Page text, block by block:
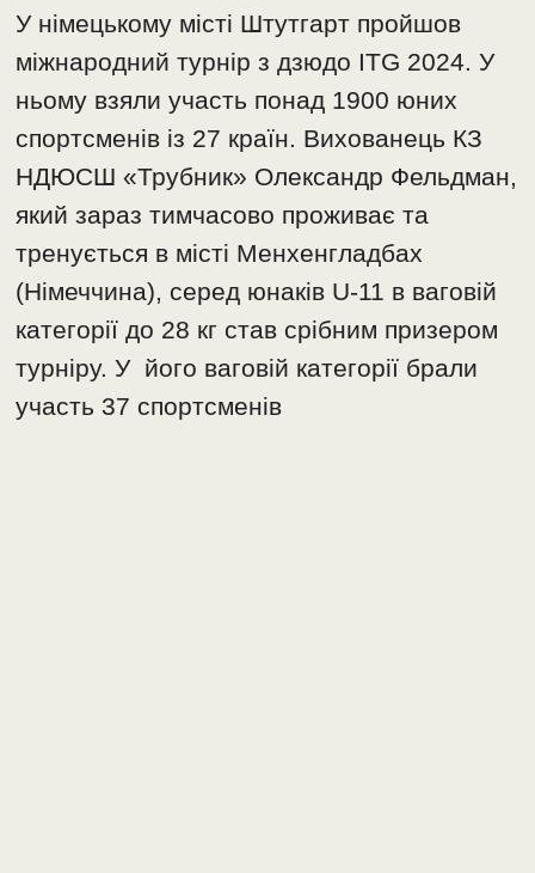
У німецькому місті Штутгарт пройшов
міжнародний турнір з дзюдо ITG 2024. У
ньому взяли участь понад 1900 юних
спортсменів із 27 країн. Вихованець КЗ
НДЮСШ «Трубник» Олександр Фельдман,
який зараз тимчасово проживає та
тренується в місті Менхенгладбах
(Німеччина), серед юнаків U-11 в ваговій
категорії до 28 кг став срібним призером
турніру. У його ваговій категорії брали
участь 37 спортсменів